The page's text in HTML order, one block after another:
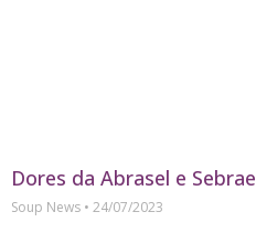
Dores da Abrasel e Sebrae
Soup News
24/07/2023